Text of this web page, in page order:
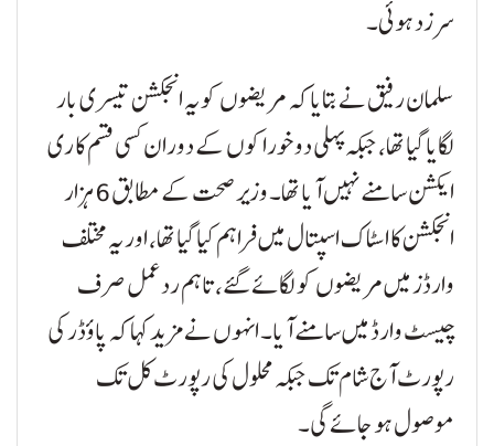
سرزد ہوئی۔
سلمان رفیق نے بتایا کہ مریضوں کو یہ انجکشن تیسری بار
لگایا گیا تھا، جبکہ پہلی دو خوراکوں کے دوران کسی قسم کا ری
ایکشن سامنے نہیں آیا تھا۔ وزیر صحت کے مطابق 6 ہزار
انجکشن کا اسٹاک اسپتال میں فراہم کیا گیا تھا، اور یہ مختلف
وارڈز میں مریضوں کو لگائے گئے، تاہم ردعمل صرف
چیسٹ وارڈ میں سامنے آیا۔ انہوں نے مزید کہا کہ پاؤڈر کی
رپورٹ آج شام تک جبکہ محلول کی رپورٹ کل تک
موصول ہو جائے گی۔